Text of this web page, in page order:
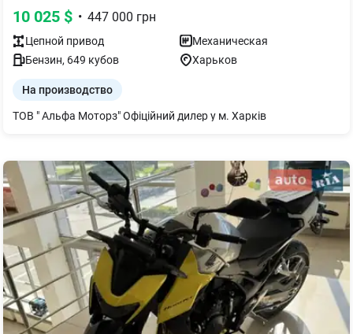
10 025 $ • 447 000 грн
Цепной привод
Механическая
Бензин, 649 кубов Харьков
На производство
ТОВ " Альфа Моторз" Офіційний дилер у м. Харків